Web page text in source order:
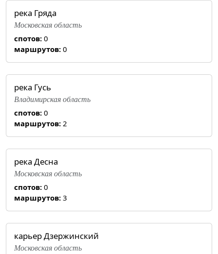
река Гряда
Московская область
спотов: 0
маршрутов: 0
река Гусь
Владимирская область
спотов: 0
маршрутов: 2
река Десна
Московская область
спотов: 0
маршрутов: 3
карьер Дзержинский
Московская область